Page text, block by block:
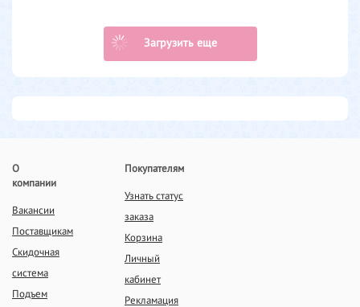
Загрузить еще
О
компании
Вакансии
Поставщикам
Скидочная
система
Подъем
Покупателям
Узнать статус
заказа
Корзина
Личный
кабинет
Рекламация